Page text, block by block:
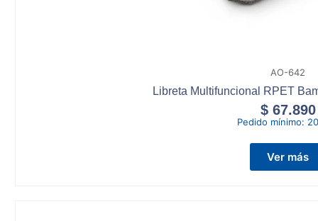
AO-642
Libreta Multifuncional RPET
$67.890
Pedido mínimo:
Ver más